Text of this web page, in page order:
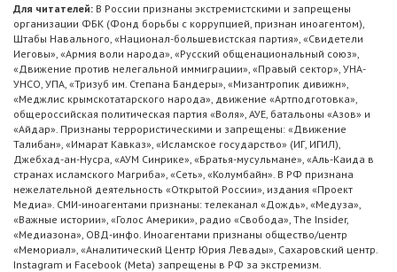
Для читателей: В России признаны экстремистскими и запрещены
организации ФБК (Фонд борьбы с коррупцией, признан иноагентом),
Штабы Навального, «Национал-большевистская партия», «Свидетели
Иеговы», «Армия воли народа», «Русский общенациональный союз»,
«Движение против нелегальной иммиграции», «Правый сектор», УНА-
УНСО, УПА, «Тризуб им. Степана Бандеры», «Мизантропик дивижн»,
«Меджлис крымскотатарского народа», движение «Артподготовка»,
общероссийская политическая партия «Воля», АУЕ, батальоны «Азов» и
«Айдар». Признаны террористическими и запрещены: «Движение
Талибан», «Имарат Кавказ», «Исламское государство» (ИГ, ИГИЛ),
Джебхад-ан-Нусра, «АУМ Синрике», «Братья-мусульмане», «Аль-Каида в
странах исламского Магриба», «Сеть», «Колумбайн». В РФ признана
нежелательной деятельность «Открытой России», издания «Проект
Медиа». СМИ-иноагентами признаны: телеканал «Дождь», «Медуза»,
«Важные истории», «Голос Америки», радио «Свобода», The Insider,
«Медиазона», ОВД-инфо. Иноагентами признаны общество/центр
«Мемориал», «Аналитический Центр Юрия Левады», Сахаровский центр.
Instagram и Facebook (Metа) запрещены в РФ за экстремизм.